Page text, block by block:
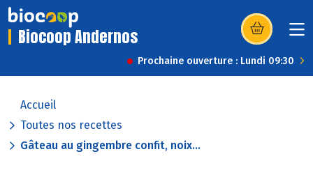
Biocoop Andernos (s’ouvre dans
Prochaine ouverture : Lundi 09:30
Accueil
Toutes nos recettes
Gâteau au gingembre confit, noix...